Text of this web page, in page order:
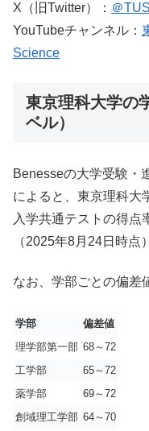
X（旧Twitter）： ＠
YouTubeチャンネル：
Science
東京理科大学の
ベル）
Benesseの大学受験・
によると、東京理科大
入学共通テストの得点
（2025年8月24日時点
なお、学部ごとの偏差
学部
偏差値
理学部第一部 68～72
工学部
65～72
薬学部
69～72
創域理工学部 64～70